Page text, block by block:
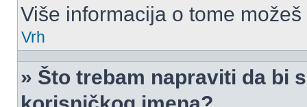
Više informacija o tome
Vrh
» Što trebam napraviti da bi